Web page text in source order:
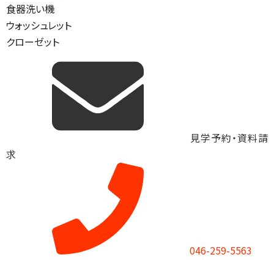
食器洗い機
ウォッシュレット
クローゼット
見学予約・資料請
求
046-259-5563